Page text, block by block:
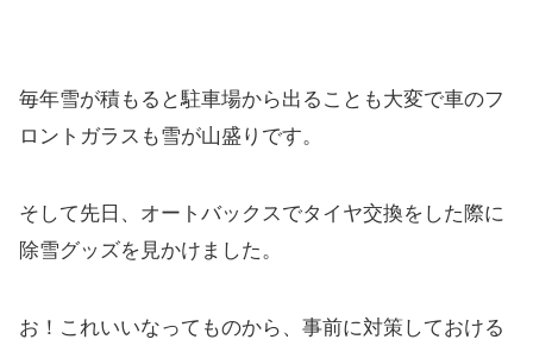
毎年雪が積もると駐車場から出ることも大変で車のフ
ロントガラスも雪が山盛りです。
そして先日、オートバックスでタイヤ交換をした際に
除雪グッズを見かけました。
お！これいいなってものから、事前に対策しておける